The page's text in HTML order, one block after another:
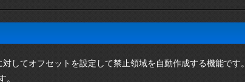
してオフセットを設定して禁止領域を自動作成する機能です。
。